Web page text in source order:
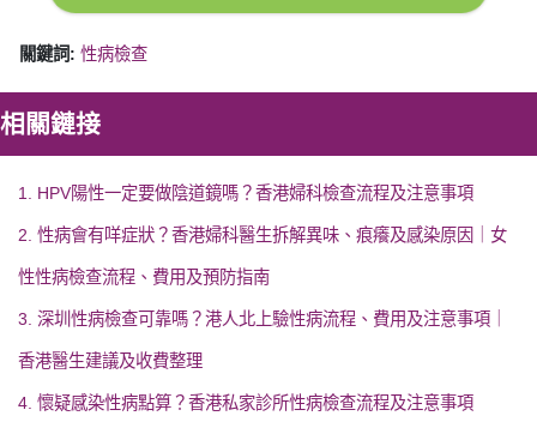
關鍵詞: 性病檢查
相關鏈接
1. HPV陽性一定要做陰道鏡嗎？香港婦科檢查流程及注意事項
2. 性病會有咩症狀？香港婦科醫生拆解異味、痕癢及感染原因｜女
性性病檢查流程、費用及預防指南
3. 深圳性病檢查可靠嗎？港人北上驗性病流程、費用及注意事項｜
香港醫生建議及收費整理
4. 懷疑感染性病點算？香港私家診所性病檢查流程及注意事項